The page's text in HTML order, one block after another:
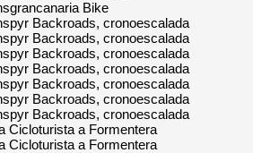
Bike
Backroads, cronoescalada
Backroads, cronoescalada
Backroads, cronoescalada
Backroads, cronoescalada
Backroads, cronoescalada
Backroads, cronoescalada
Backroads, cronoescalada
Cicloturista a Formentera
Cicloturista a Formentera